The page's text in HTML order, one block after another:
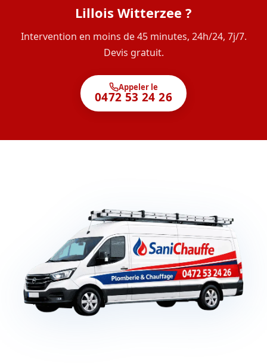
Lillois Witterzee ?
Intervention en moins de 45 minutes, 24h/24, 7j/7.
Devis gratuit.
Appeler le
0472 53 24 26